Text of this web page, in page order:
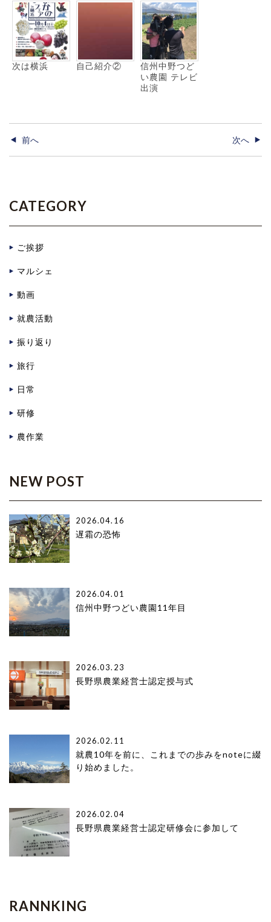
次は横浜 自己紹介②
信州中野つど
い農園 テレビ
出演
前へ 次へ
CATEGORY
ご挨拶
マルシェ
動画
就農活動
振り返り
旅行
日常
研修
農作業
NEW POST
2026.04.16
遅霜の恐怖
2026.04.01
信州中野つどい農園11年目
2026.03.23
長野県農業経営士認定授与式
2026.02.11
就農10年を前に、これまでの歩みをnoteに綴
り始めました。
2026.02.04
長野県農業経営士認定研修会に参加して
RANNKING